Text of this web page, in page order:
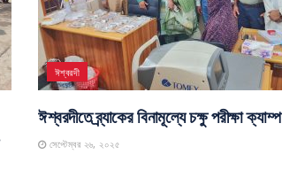
ঈশ্বরদী
ঈশ্বরদীতে ব্র্যাকের বিনামূল্যে চক্ষু পরীক্ষা ক্যাম্প
সেপ্টেম্বর ২৬, ২০২৫